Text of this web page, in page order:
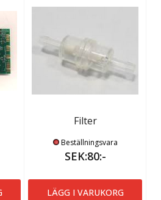
Filter
Beställningsvara
SEK:80:-
LÄGG I VARUKORG